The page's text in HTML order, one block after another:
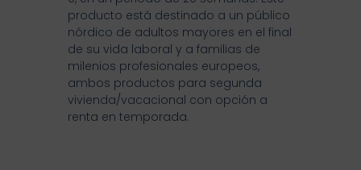
producto está destinado a un público
nórdico de adultos mayores en el final
de su vida laboral y a familias de
milenios profesionales europeos,
ambos productos para segunda
vivienda/vacacional con opción a
renta en temporada.